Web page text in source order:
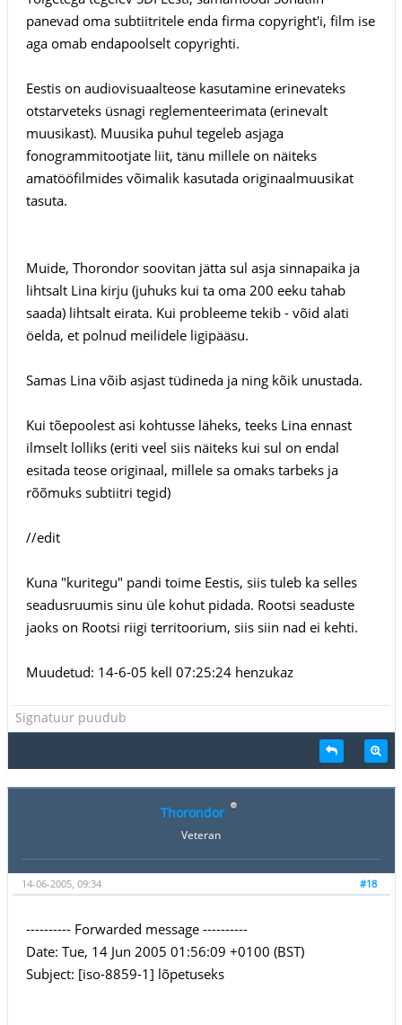
panevad oma subtiitritele enda firma copyright'i, film ise
aga omab endapoolselt copyrighti.
Eestis on audiovisuaalteose kasutamine erinevateks
otstarveteks üsnagi reglementeerimata (erinevalt
muusikast). Muusika puhul tegeleb asjaga
fonogrammitootjate liit, tänu millele on näiteks
amatööfilmides võimalik kasutada originaalmuusikat
tasuta.
Muide, Thorondor soovitan jätta sul asja sinnapaika ja
lihtsalt Lina kirju (juhuks kui ta oma 200 eeku tahab
saada) lihtsalt eirata. Kui probleeme tekib - võid alati
öelda, et polnud meilidele ligipääsu.
Samas Lina võib asjast tüdineda ja ning kõik unustada.
Kui tõepoolest asi kohtusse läheks, teeks Lina ennast
ilmselt lolliks (eriti veel siis näiteks kui sul on endal
esitada teose originaal, millele sa omaks tarbeks ja
rõõmuks subtiitri tegid)
//edit
Kuna "kuritegu" pandi toime Eestis, siis tuleb ka selles
seadusruumis sinu üle kohut pidada. Rootsi seaduste
jaoks on Rootsi riigi territoorium, siis siin nad ei kehti.
Muudetud: 14-6-05 kell 07:25:24 henzukaz
Signatuur puudub
Thorondor
Veteran
#18
14-06-2005, 09:34
---------- Forwarded message ----------
Date: Tue, 14 Jun 2005 01:56:09 +0100 (BST)
Subject: [iso-8859-1] lõpetuseks